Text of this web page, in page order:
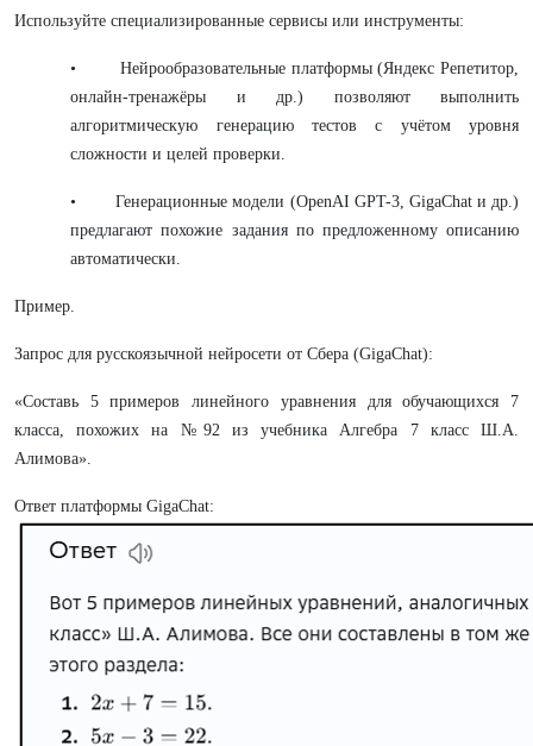
Используйте специализированные сервисы или инструменты:
• Нейрообразовательные платформы (Яндекс Репетитор,
онлайн-тренажёры и др.) позволяют выполнить
алгоритмическую генерацию тестов с учётом уровня
сложности и целей проверки.
• Генерационные модели (OpenAI GPT-3, GigaChat и др.)
предлагают похожие задания по предложенному описанию
автоматически.
Пример.
Запрос для русскоязычной нейросети от Сбера (GigaChat):
«Составь 5 примеров линейного уравнения для обучающихся 7
класса, похожих на №92 из учебника Алгебра 7 класс Ш.А.
Алимова».
Ответ платформы GigaChat: